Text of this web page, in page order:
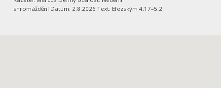
shromáždění Datum: 2.8.2026 Text: Efezským 4,17–5,2